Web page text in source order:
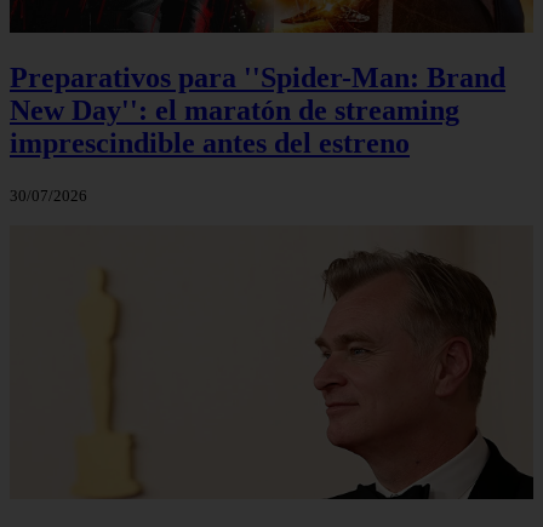
Preparativos para ''Spider-Man: Brand
New Day'': el maratón de streaming
imprescindible antes del estreno
30/07/2026